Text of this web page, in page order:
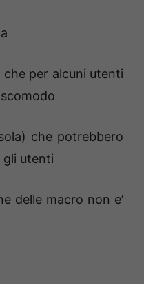
per alcuni utenti
che potrebbero
gli utenti
delle macro non e’